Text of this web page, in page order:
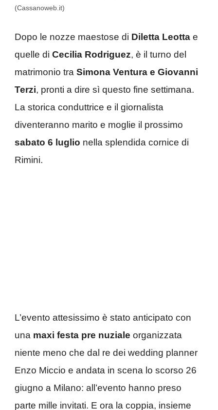
(Cassanoweb.it)
Dopo le nozze maestose di Diletta Leotta e
quelle di Cecilia Rodriguez, è il turno del
matrimonio tra Simona Ventura e Giovanni
Terzi, pronti a dire sì questo fine settimana.
La storica conduttrice e il giornalista
diventeranno marito e moglie il prossimo
sabato 6 luglio nella splendida cornice di
Rimini.
L’evento attesissimo è stato anticipato con
una maxi festa pre nuziale organizzata
niente meno che dal re dei wedding planner
Enzo Miccio e andata in scena lo scorso 26
giugno a Milano: all’evento hanno preso
parte mille invitati. E ora la coppia, insieme